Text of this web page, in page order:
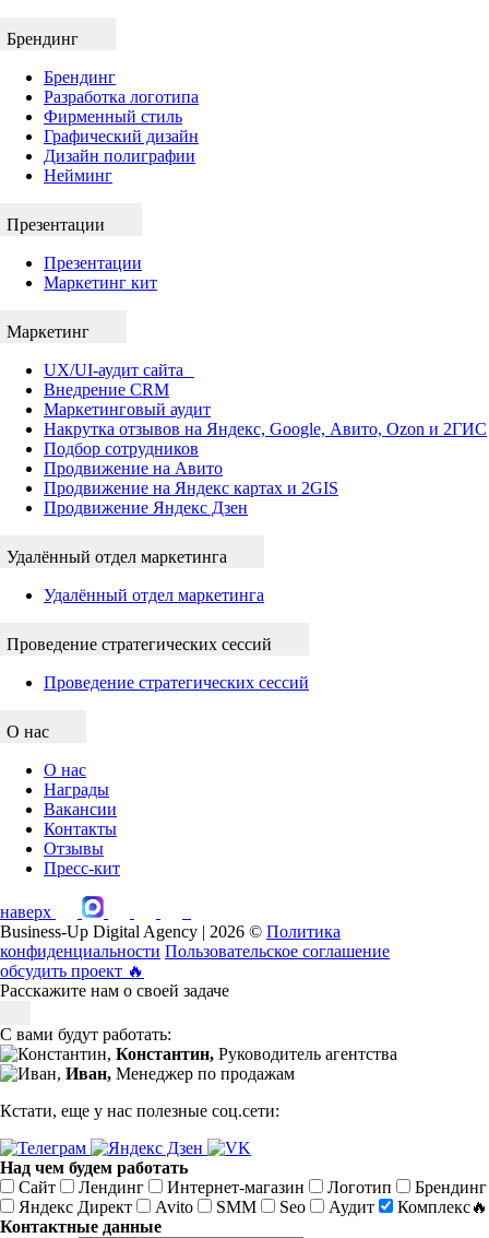
Брендинг
Брендинг
Разработка логотипа
Фирменный стиль
Графический дизайн
Дизайн полиграфии
Нейминг
Презентации
Презентации
Маркетинг кит
Маркетинг
UX/UI-аудит сайта
Внедрение CRM
Маркетинговый аудит
Накрутка отзывов на Яндекс, Google, Авито, Ozon и 2ГИС
Подбор сотрудников
Продвижение на Авито
Продвижение на Яндекс картах и 2GIS
Продвижение Яндекс Дзен
Удалённый отдел маркетинга
Удалённый отдел маркетинга
Проведение стратегических сессий
Проведение стратегических сессий
О нас
О нас
Награды
Вакансии
Контакты
Отзывы
Пресс-кит
наверх
Business-Up Digital Agency | 2026 © Политика
конфиденциальности Пользовательское соглашение
обсудить проект 🔥
Расскажите нам о своей задаче
С вами будут работать:
Константин, Руководитель агентства
Иван, Менеджер по продажам
Кстати, еще у нас полезные соц.сети:
Над чем будем работать
Сайт
Лендинг Интернет-магазин Логотип
Брендинг
Яндекс Директ
Avito SMM Seo Аудит
Комплекс🔥
Контактные данные